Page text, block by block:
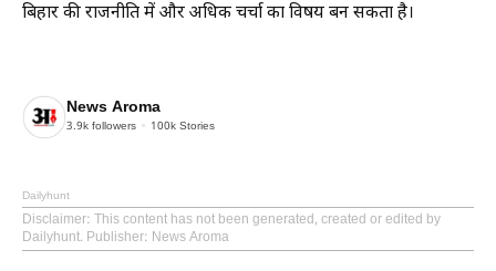
बिहार की राजनीति में और अधिक चर्चा का विषय बन सकता है।
News Aroma
3.9k followers 100k Stories
Dailyhunt
Disclaimer: This content has not been generated, created or edited by
Dailyhunt. Publisher: News Aroma